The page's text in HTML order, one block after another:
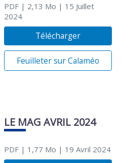
PDF| 2,13 Mo | 15 Juillet
2024
Télécharger
Feuilleter sur Calaméo
LE MAG AVRIL 2024
PDF| 1,77 Mo | 19 Avril 2024